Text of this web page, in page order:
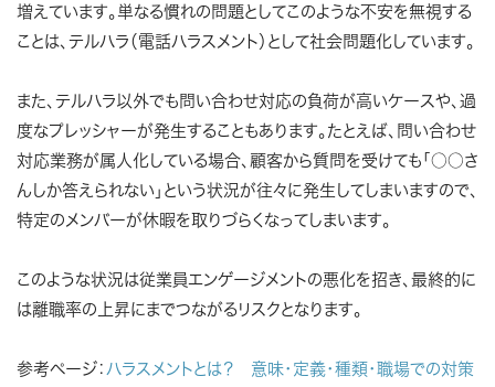
増えています。単なる慣れの問題としてこのような不安を無視する
ことは、テルハラ（電話ハラスメント）として社会問題化しています。
また、テルハラ以外でも問い合わせ対応の負荷が高いケースや、過
度なプレッシャーが発生することもあります。たとえば、問い合わせ
対応業務が属人化している場合、顧客から質問を受けても「○○さ
んしか答えられない」という状況が往々に発生してしまいますので、
特定のメンバーが休暇を取りづらくなってしまいます。
このような状況は従業員エンゲージメントの悪化を招き、最終的に
は離職率の上昇にまでつながるリスクとなります。
参考ページ： ハラスメントとは？ 意味・定義・種類・職場での対策